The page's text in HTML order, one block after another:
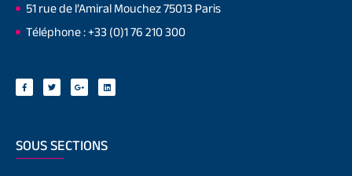
51 rue de l’Amiral Mouchez 75013 Paris
Téléphone : +33 (0)1 76 210 300
SOUS SECTIONS